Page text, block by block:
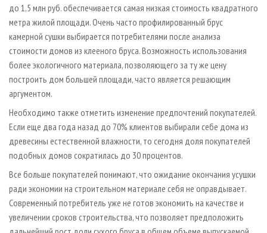
до 1,5 млн руб. обеспечивается самая низкая стоимость квадратного
метра жилой площади. Очень часто профилированный брус
камерной сушки выбирается потребителями после анализа
стоимости домов из клееного бруса. Возможность использования
более экологичного материала, позволяющего за ту же цену
построить дом большей площади, часто является решающим
аргументом.
Необходимо также отметить изменение предпочтений покупателей.
Если еще два года назад до 70% клиентов выбирали себе дома из
древесины естественной влажности, то сегодня доля покупателей
подобных домов сократилась до 30 процентов.
Все больше покупателей понимают, что ожидание окончания усушки
ради экономии на строительном материале себя не оправдывает.
Современный потребитель уже не готов экономить на качестве и
увеличении сроков строительства, что позволяет предположить